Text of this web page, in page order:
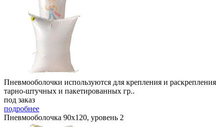
Пневмооболочки используются для крепления и раскрепления
тарно-штучных и пакетированных гр..
под заказ
подробнее
Пневмооболочка 90х120, уровень 2